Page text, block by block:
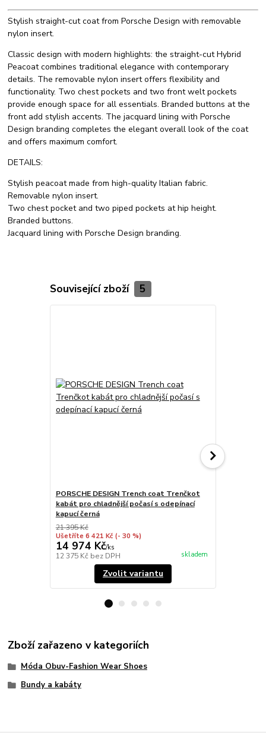
Stylish straight-cut coat from Porsche Design with removable
nylon insert.
Classic design with modern highlights: the straight-cut Hybrid
Peacoat combines traditional elegance with contemporary
details. The removable nylon insert offers flexibility and
functionality. Two chest pockets and two front welt pockets
provide enough space for all essentials. Branded buttons at the
front add stylish accents. The jacquard lining with Porsche
Design branding completes the elegant overall look of the coat
and offers maximum comfort.
DETAILS:
Stylish peacoat made from high-quality Italian fabric.
Removable nylon insert.
Two chest pocket and two piped pockets at hip height.
Branded buttons.
Jacquard lining with Porsche Design branding.
Související zboží 5
PORSCHE DESIGN Trench coat Trenčkot
kabát pro chladnější počasí s odepínací
kapucí černá
21 395 Kč
Ušetříte 6 421 Kč (- 30 %)
14 974 Kč/ks
12 375 Kč bez DPH skladem
Zvolit variantu
Zboží zařazeno v kategoriích
Móda Obuv-Fashion Wear Shoes
Bundy a kabáty